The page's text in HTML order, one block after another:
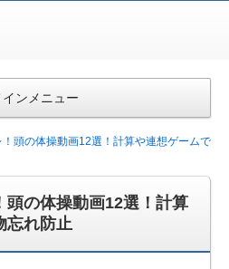
ンメニュー
頭の体操動画12選！計算や連想ゲームで
頭の体操動画12選！計算
忘れ防止